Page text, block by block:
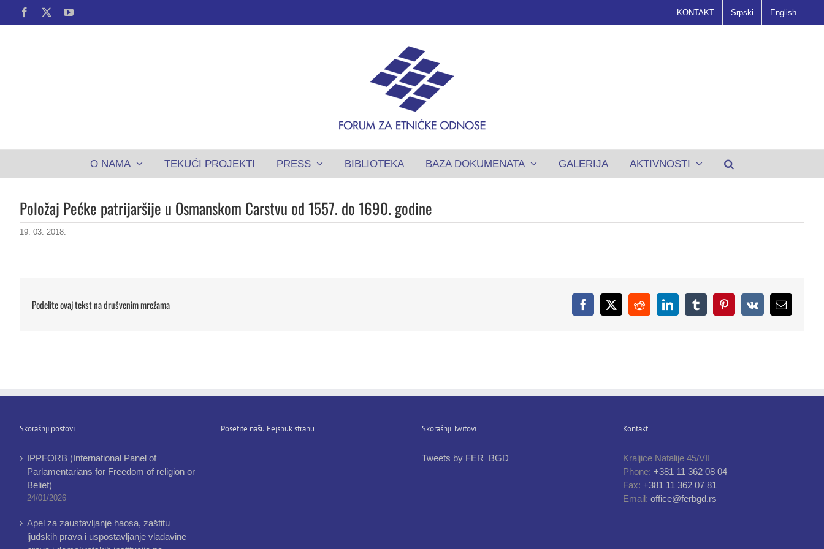
Facebook YouTube KONTAKT Srpski English
O NAMA TEKUĆI PROJEKTI PRESS BIBLIOTEKA BAZA DOKUMENATA GALERIJA AKTIVNOSTI
Položaj Pećke patrijaršije u Osmanskom Carstvu od 1557. do 1690. godine
19. 03. 2018.
Podelite ovaj tekst na drušvenim mrežama Facebook
X RedditLinkedInTumblrPinterest
Vk Email
Skorašnji postovi
IPPFORB (International Panel of
Parlamentarians for Freedom of religion or
Belief)
24/01/2026
Apel za zaustavljanje haosa, zaštitu
ljudskih prava i uspostavljanje vladavine
Posetite našu Fejsbuk stranu Skorašnji Twitovi
Tweets by FER_BGD
Kontakt
Kraljice Natalije 45/VII
Phone: +381 11 362 08 04
Fax: +381 11 362 07 81
Email: office@ferbgd.rs